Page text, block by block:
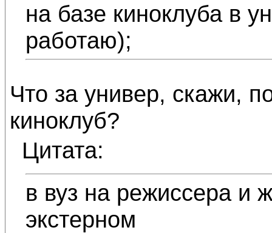
на базе киноклуба в
работаю);
Что за универ, скажи,
киноклуб?
Цитата:
в вуз на режиссера и
экстерном